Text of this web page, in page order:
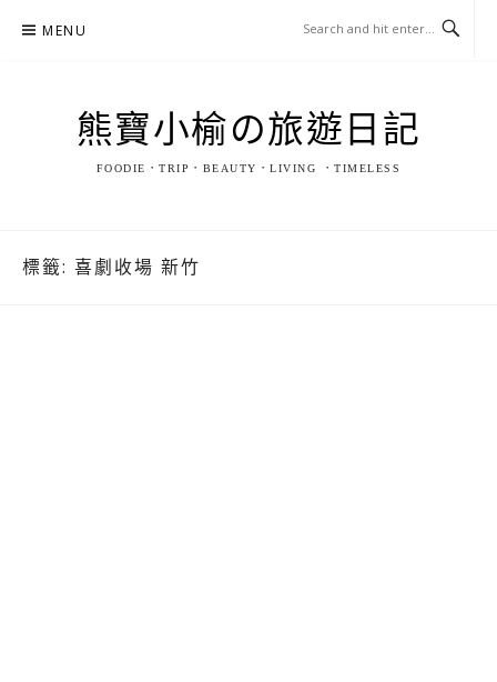
MENU
熊寶小榆の旅遊日記
FOODIE．TRIP．BEAUTY．LIVING ．TIMELESS
標籤: 喜劇收場 新竹